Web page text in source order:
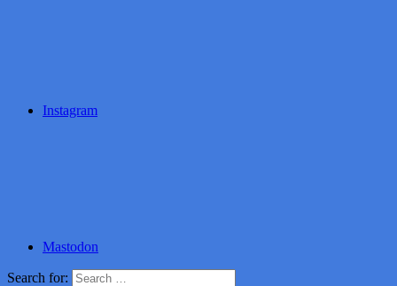
Instagram
Mastodon
Search for: